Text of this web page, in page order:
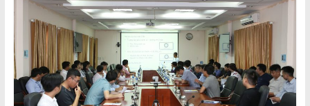
NCS. Phạm Thị Oanh bảo vệ thành công luận án tiến sĩ cấp Trường